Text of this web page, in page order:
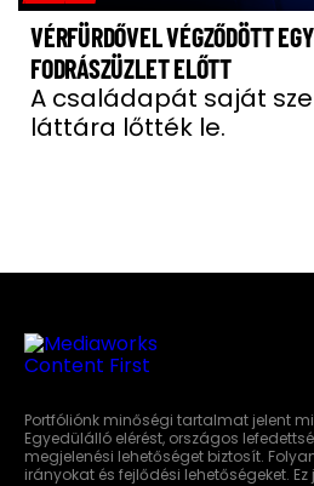
VÉRFÜRDŐVEL VÉGZŐDÖTT
FODRÁSZÜZLET ELŐTT
A családapát saját
láttára lőtték le.
Portfóliónk minőségi tartalmat jelent
Egyedülálló elérést, országos
megjelenési lehetőséget biztosít.
irányokat és fejlődési lehetőségeket.